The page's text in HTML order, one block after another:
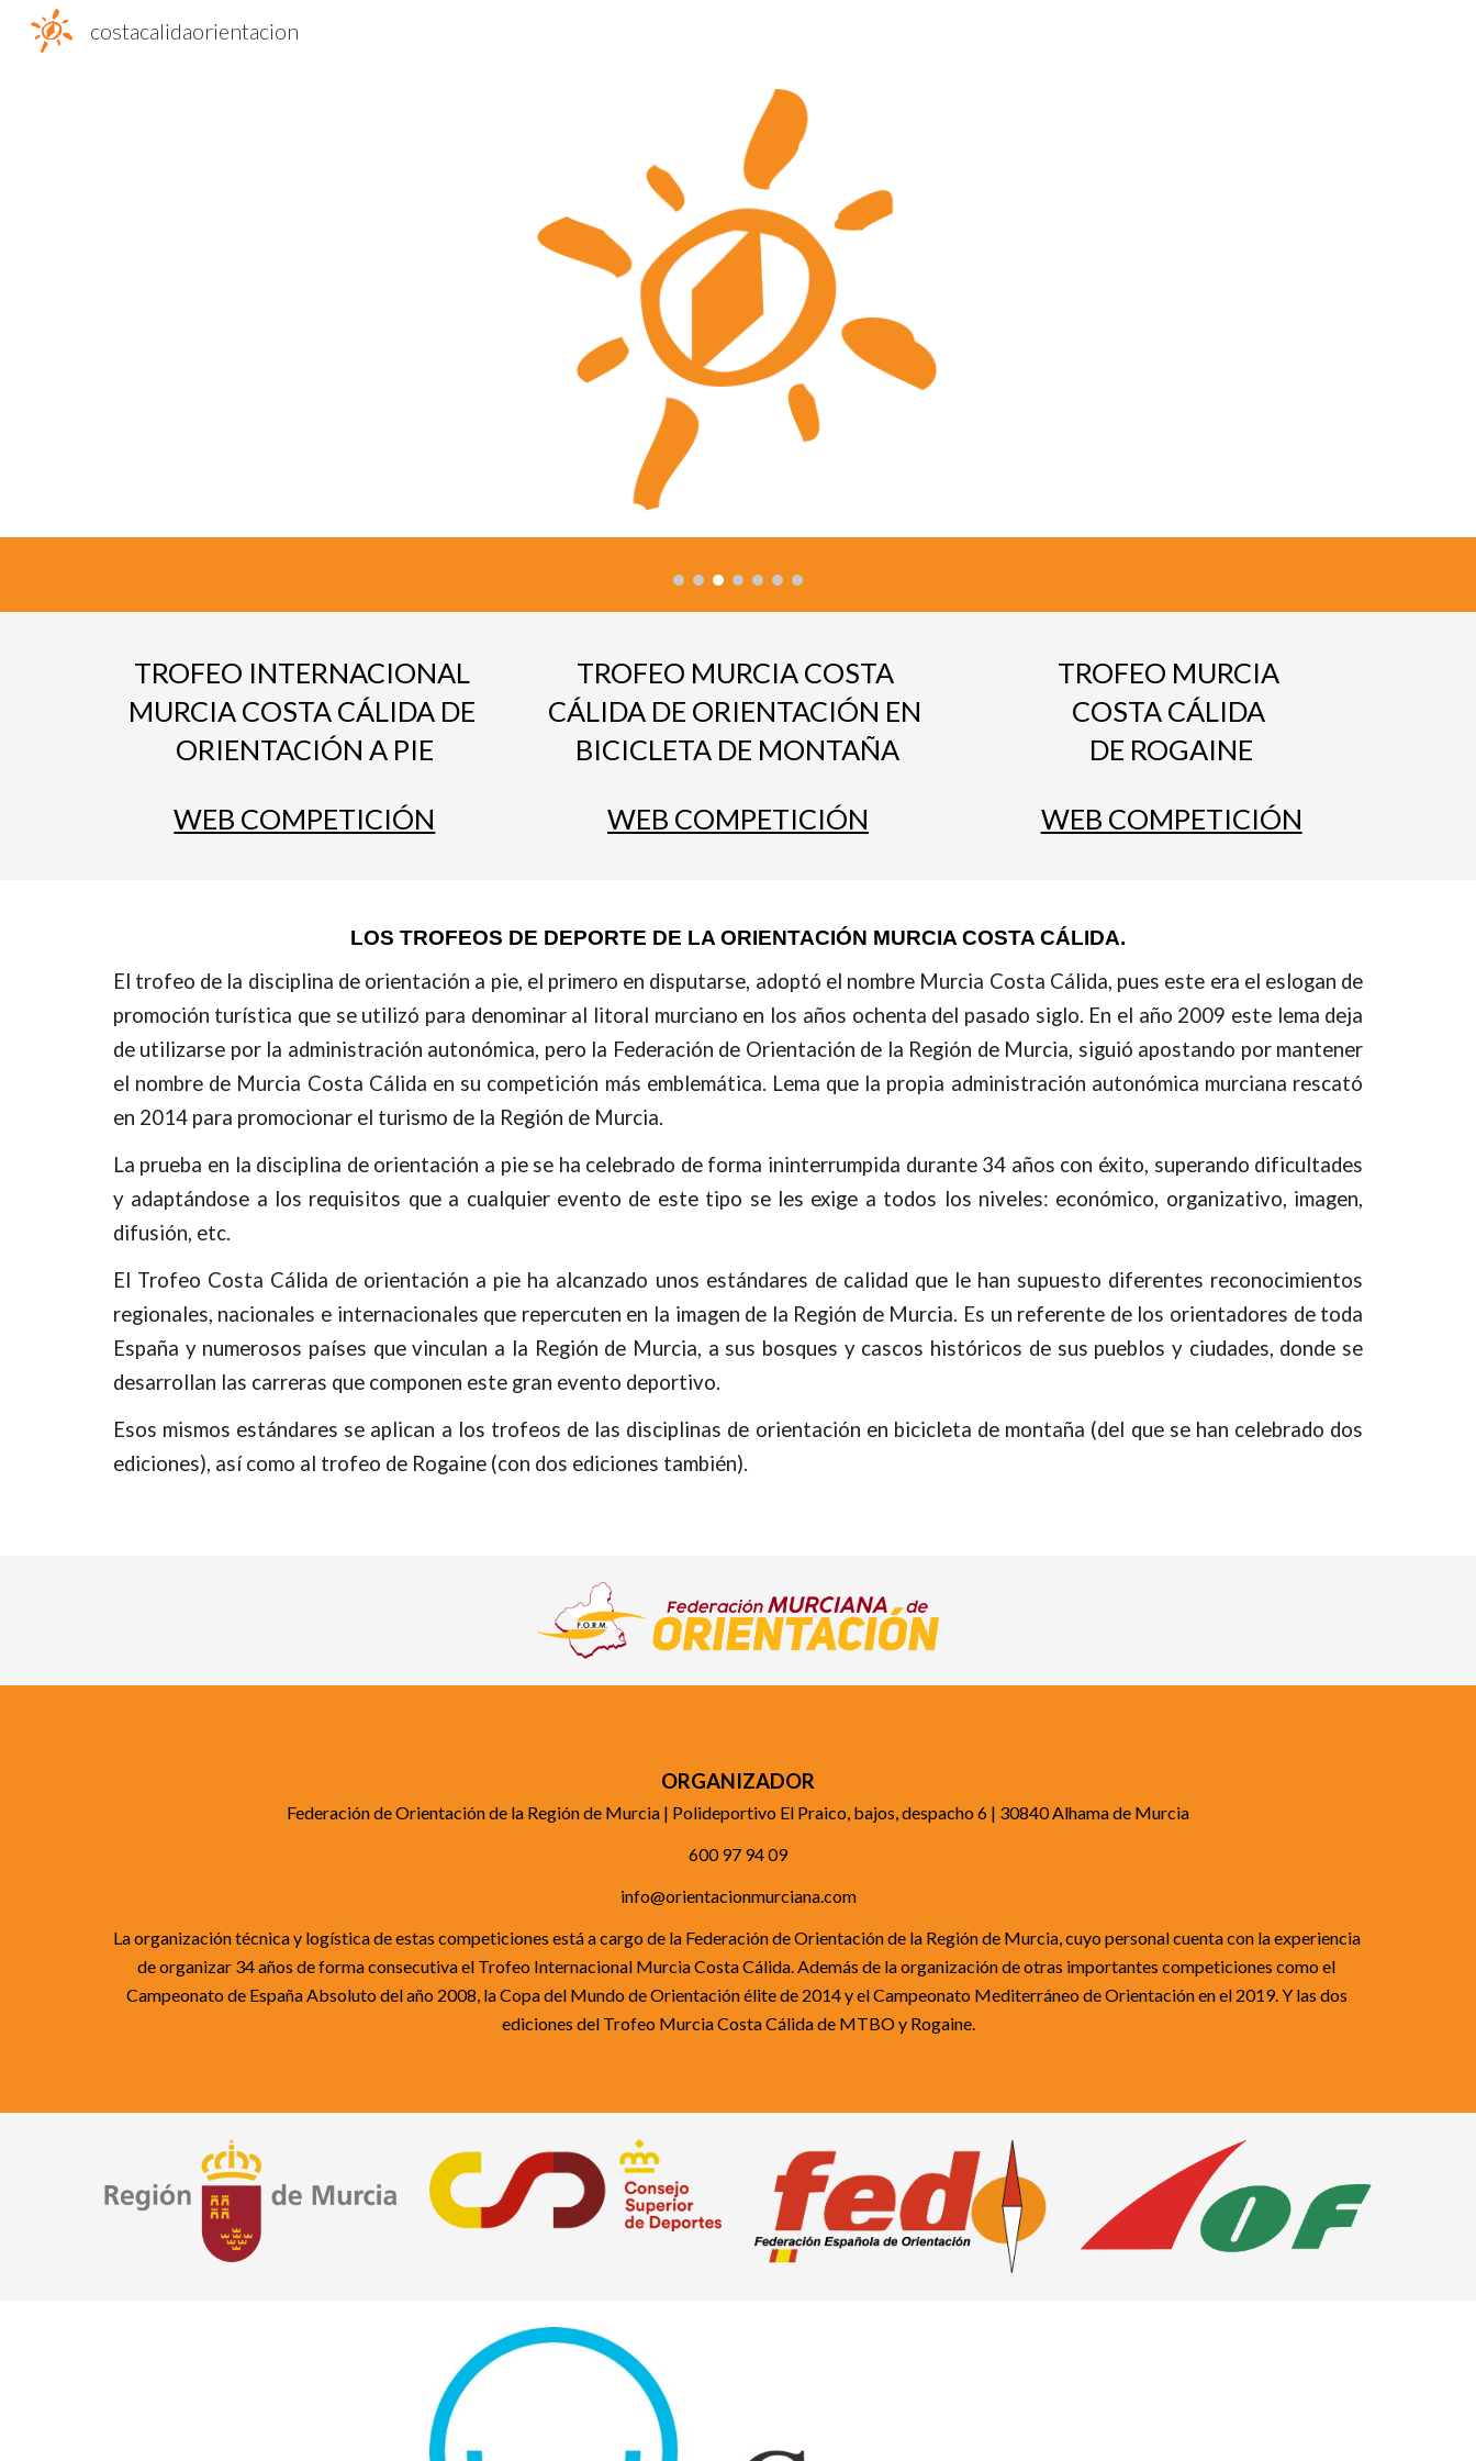
costacalidaorientacion
TROFEO INTERNACIONAL
MURCIA COSTA CÁLIDA DE
ORIENTACIÓN A PIE
WEB COMPETICIÓN
TROFEO MURCIA COSTA
CÁLIDA DE ORIENTACIÓN EN
BICICLETA DE MONTAÑA
WEB COMPETICIÓN
TROFEO MURCIA
COSTA CÁLIDA
DE ROGAINE
WEB COMPETICIÓN
LOS TROFEOS DE DEPORTE DE LA ORIENTACIÓN MURCIA COSTA CÁLIDA.
El trofeo de la disciplina de orientación a pie, el primero en disputarse, adoptó el nombre Murcia Costa Cálida, pues este era el eslogan de
promoción turística que se utilizó para denominar al litoral murciano en los años ochenta del pasado siglo. En el año 2009 este lema deja
de utilizarse por la administración autonómica, pero la Federación de Orientación de la Región de Murcia, siguió apostando por mantener
el nombre de Murcia Costa Cálida en su competición más emblemática. Lema que la propia administración autonómica murciana rescató
en 2014 para promocionar el turismo de la Región de Murcia.
La prueba en la disciplina de orientación a pie se ha celebrado de forma ininterrumpida durante 34 años con éxito, superando dificultades
y adaptándose a los requisitos que a cualquier evento de este tipo se les exige a todos los niveles: económico, organizativo, imagen,
difusión, etc.
El Trofeo Costa Cálida de orientación a pie ha alcanzado unos estándares de calidad que le han supuesto diferentes reconocimientos
regionales, nacionales e internacionales que repercuten en la imagen de la Región de Murcia. Es un referente de los orientadores de toda
España y numerosos países que vinculan a la Región de Murcia, a sus bosques y cascos históricos de sus pueblos y ciudades, donde se
desarrollan las carreras que componen este gran evento deportivo.
Esos mismos estándares se aplican a los trofeos de las disciplinas de orientación en bicicleta de montaña (del que se han celebrado dos
ediciones), así como al trofeo de Rogaine (con dos ediciones también).
ORGANIZADOR
Federación de Orientación de la Región de Murcia | Polideportivo El Praico, bajos, despacho 6 | 30840 Alhama de Murcia
600 97 94 09
info@orientacionmurciana.com
La organización técnica y logística de estas competiciones está a cargo de la Federación de Orientación de la Región de Murcia, cuyo personal cuenta con la experiencia
de organizar 34 años de forma consecutiva el Trofeo Internacional Murcia Costa Cálida. Además de la organización de otras importantes competiciones como el
Campeonato de España Absoluto del año 2008, la Copa del Mundo de Orientación élite de 2014 y el Campeonato Mediterráneo de Orientación en el 2019. Y las dos
ediciones del Trofeo Murcia Costa Cálida de MTBO y Rogaine.